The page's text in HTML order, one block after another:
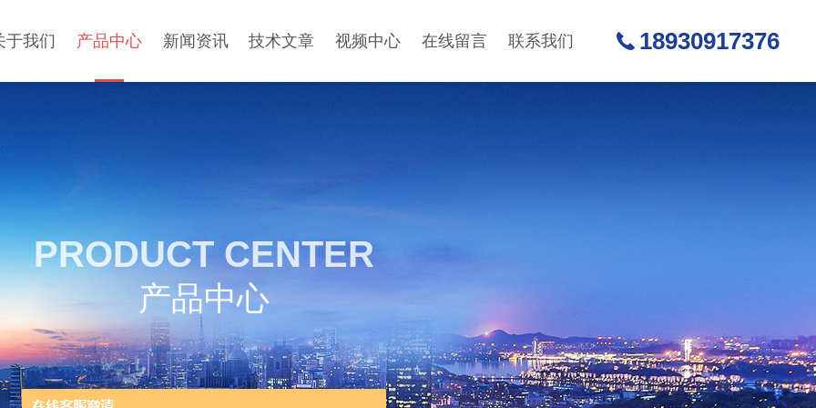
于我们 产品中心 新闻资讯 技术文章 视频中心 在线留言 联系我们 18930917376
PRODUCT CENTER
产品中心